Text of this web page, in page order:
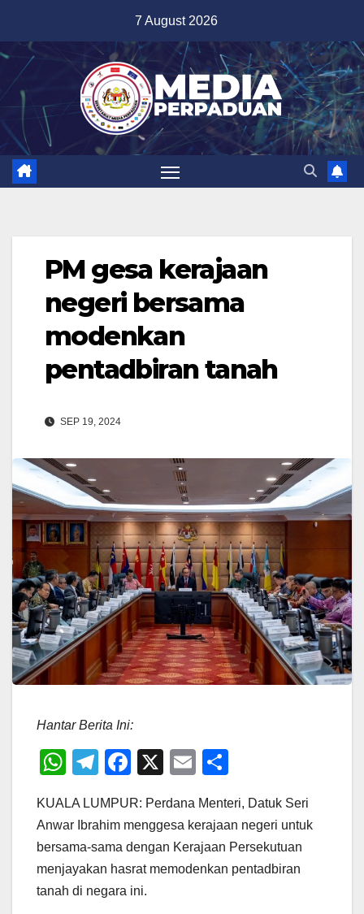
content
7 August 2026
PM gesa kerajaan
negeri bersama
modenkan
pentadbiran tanah
SEP 19, 2024
Hantar Berita Ini:
W
at
s
A
p
T
e
gr
a
m
F
c
e
b
o
X
E
ail ar
e
KUALA LUMPUR: Perdana Menteri, Datuk Seri
Anwar Ibrahim menggesa kerajaan negeri untuk
bersama-sama dengan Kerajaan Persekutuan
menjayakan hasrat memodenkan pentadbiran
tanah di negara ini.